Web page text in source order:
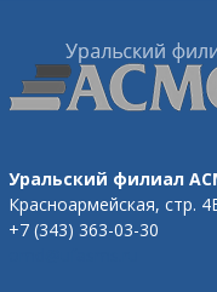
Уральский филиал
Красноармейская, стр.
+7 (343) 363-03-30